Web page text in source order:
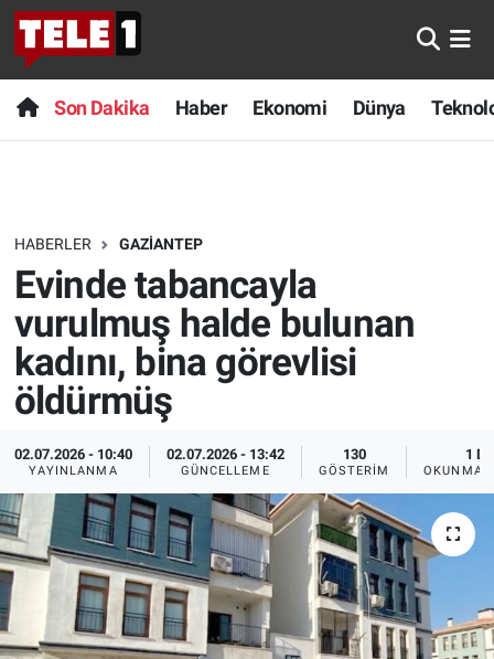
Son Dakika Haber Ekonomi Dünya
HABERLER GAZIANTEP
Evinde tabancayla
vurulmuş halde bulunan
kadını, bina görevlisi
öldürmüş
02.07.2026 - 10:40
YAYINLANMA
02.07.2026 - 13:42
GÜNCELLEME
130
GÖSTERIM
1 DK
OKUNMA
Anında Manşet
Başka Sohbetler
Bilim turu
Bilim ve Teknoloji Evreni
Doğa Konuşuyor
Dünya
Ege Saati
Ege'den Esintiler
Eğitim
Eğlence
Son Dakika
Haber
Dünya
Teknoloji
Sağlık
Spor
Yayın Akışı
İletişim
Nöbetçi Eczaneler
Hava Durumu
Trafik Durumu
Süper Lig Puan Durumu ve Fikstür
Tüm Manşetler
Son Dakika Haberleri
Haber Arşivi